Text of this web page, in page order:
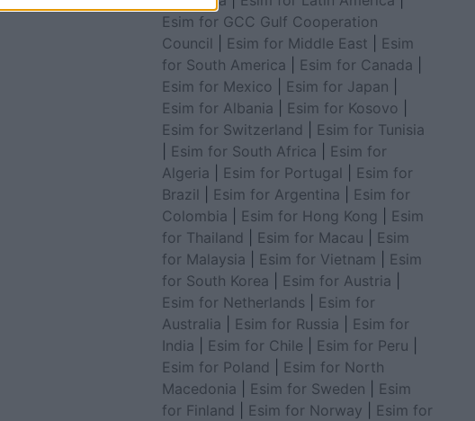
Esim for GCC Gulf Cooperation
Council
Esim for Middle East
Esim
for South America
Esim for Canada
Esim for Mexico
Esim for Japan
Esim for Albania
Esim for Kosovo
Esim for Switzerland
Esim for Tunisia
Esim for South Africa
Esim for
Algeria
Esim for Portugal
Esim for
Brazil
Esim for Argentina
Esim for
Colombia
Esim for Hong Kong
Esim
for Thailand
Esim for Macau
Esim
for Malaysia
Esim for Vietnam
Esim
for South Korea
Esim for Austria
Esim for Netherlands
Esim for
Australia
Esim for Russia
Esim for
India
Esim for Chile Esim for Peru
Esim for Poland
Esim for North
Macedonia
Esim for Sweden
Esim
for Finland
Esim for Norway
Esim for